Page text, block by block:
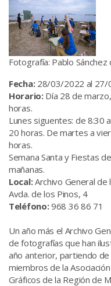
Fotografía: Pablo Sánchez
Fecha:28/03/2022 al 27/
Horario:Día 28 de
horas.
Lunes siguentes: de 8:30
20 horas. De martes a
horas.
Semana Santa y Fiestas
mañanas.
Local:Archivo General de
Avda. de los Pinos, 4
Teléfono:968 36 86 71
Un año más el Archivo
de fotografías que han
año anterior, partiendo
miembros de la
Gráficos de la Región de